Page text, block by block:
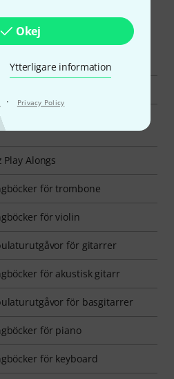
Okej
Ytterligare information
· Privacy Policy
Navigator
Alongs en överblick
från 250 kr - 350 kr
Alongs
för trombone
för violin
för gitarrer
för akustisk gitarr
för basgitarrer
för piano
för keyboard